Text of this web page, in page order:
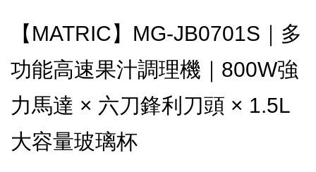
【MATRIC】MG-JB0701S｜多
功能高速果汁調理機｜800W強
力馬達 × 六刀鋒利刀頭 × 1.5L
大容量玻璃杯